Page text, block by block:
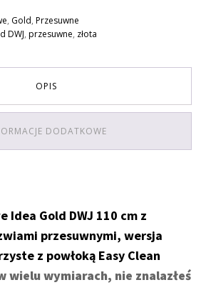
, Gold, Przesuwne
DWJ, przesuwne, złota
OPIS
DODATKOWE
Idea Gold DWJ 110 cm z
przesuwnymi, wersja
z powłoką Easy Clean
wielu wymiarach, nie znalazłeś